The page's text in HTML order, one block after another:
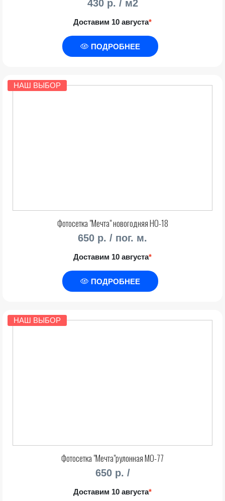
430 р. / м2
Доставим 10 августа*
ПОДРОБНЕЕ
НАШ ВЫБОР
Фотосетка "Мечта" новогодняя НО-18
650 р. / пог. м.
Доставим 10 августа*
ПОДРОБНЕЕ
НАШ ВЫБОР
Фотосетка "Мечта"рулонная МО-77
650 р. /
Доставим 10 августа*